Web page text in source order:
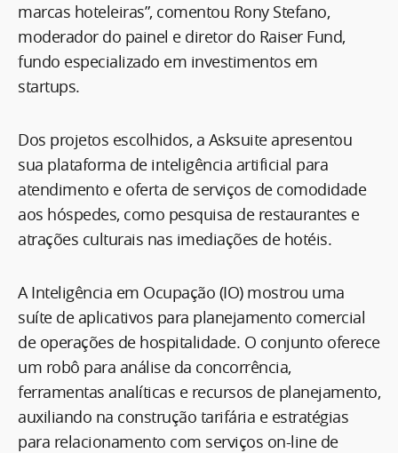
marcas hoteleiras”, comentou Rony Stefano,
moderador do painel e diretor do Raiser Fund,
fundo especializado em investimentos em
startups.
Dos projetos escolhidos, a Asksuite apresentou
sua plataforma de inteligência artificial para
atendimento e oferta de serviços de comodidade
aos hóspedes, como pesquisa de restaurantes e
atrações culturais nas imediações de hotéis.
A Inteligência em Ocupação (IO) mostrou uma
suíte de aplicativos para planejamento comercial
de operações de hospitalidade. O conjunto oferece
um robô para análise da concorrência,
ferramentas analíticas e recursos de planejamento,
auxiliando na construção tarifária e estratégias
para relacionamento com serviços on-line de